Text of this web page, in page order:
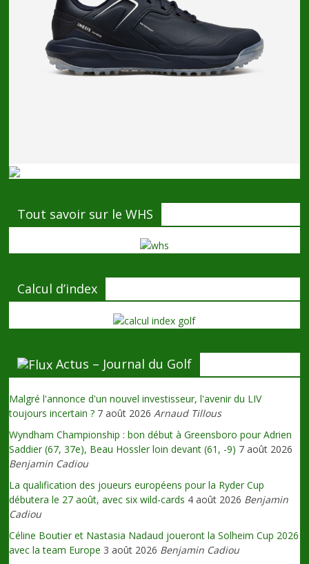
Tout savoir sur le WHS
Calcul d’index
Actus – Journal du Golf
Malgré l'annonce d'un nouvel investisseur, l'avenir du LIV
toujours incertain ? 7 août 2026 Arnaud Tillous
Wyndham Championship : bon début à Greensboro pour Adrien
Saddier (67, 37e), Beau Hossler loin devant (61, -9) 7 août 2026
Benjamin Cadiou
La qualification des joueurs européens pour la Ryder Cup
débutera le 27 août, avec six wild-cards 4 août 2026 Benjamin
Cadiou
Céline Boutier et Nastasia Nadaud joueront la Solheim Cup 2026
avec la team Europe 3 août 2026 Benjamin Cadiou